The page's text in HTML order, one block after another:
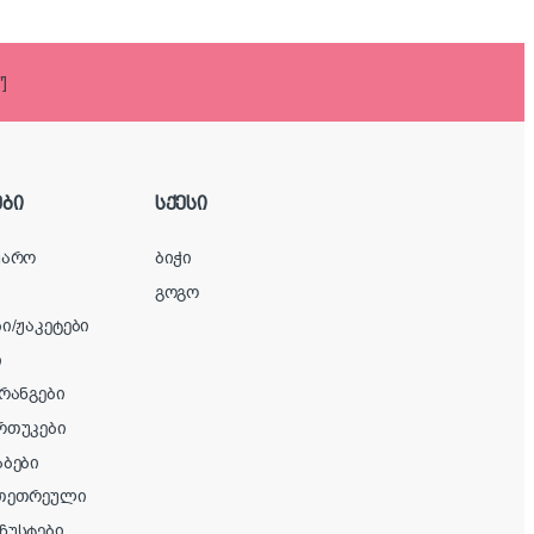
ჟაკეტები
სქესი
ბიჭი
გოგო